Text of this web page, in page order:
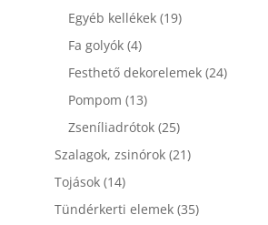
termék
Egyéb kellékek 1919
Fa golyók 44
termék
Festhető dekorelemek 2424
Pompom 1313
termék
Zseníliadrótok 2525
termék
Szalagok, zsinórok 2121
Tojások 1414
termék
Tündérkerti elemek 3535